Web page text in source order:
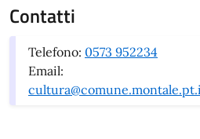
Contatti
Telefono: 0573 952234
Email: